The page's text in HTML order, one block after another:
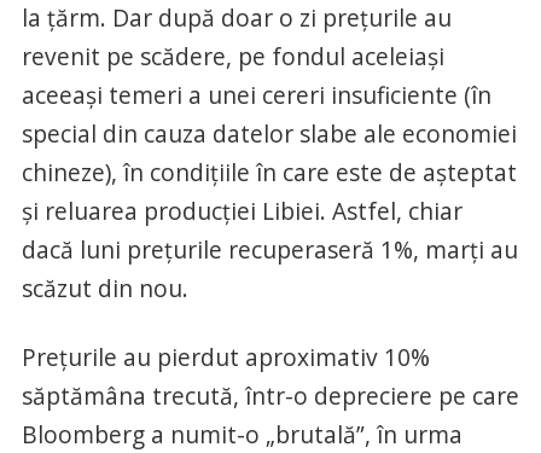
la țărm. Dar după doar o zi prețurile au
revenit pe scădere, pe fondul aceleiași
aceeași temeri a unei cereri insuficiente (în
special din cauza datelor slabe ale economiei
chineze), în condițiile în care este de așteptat
și reluarea producției Libiei. Astfel, chiar
dacă luni prețurile recuperaseră 1%, marți au
scăzut din nou.
Prețurile au pierdut aproximativ 10%
săptămâna trecută, într-o depreciere pe care
Bloomberg a numit-o „brutală”, în urma